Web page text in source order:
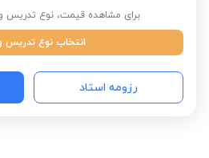
برای مشاهده قیمت، نوع تدریس و
انتخاب نوع
رزومه استاد